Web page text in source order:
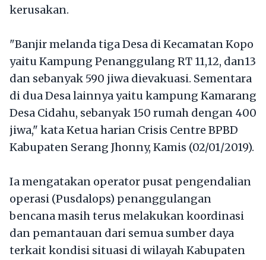
kerusakan.
"Banjir melanda tiga Desa di Kecamatan Kopo
yaitu Kampung Penanggulang RT 11,12, dan13
dan sebanyak 590 jiwa dievakuasi. Sementara
di dua Desa lainnya yaitu kampung Kamarang
Desa Cidahu, sebanyak 150 rumah dengan 400
jiwa," kata Ketua harian Crisis Centre BPBD
Kabupaten Serang Jhonny, Kamis (02/01/2019).
Ia mengatakan operator pusat pengendalian
operasi (Pusdalops) penanggulangan
bencana masih terus melakukan koordinasi
dan pemantauan dari semua sumber daya
terkait kondisi situasi di wilayah Kabupaten